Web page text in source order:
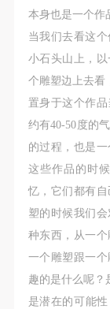
本身也是一个作
当我们去看这
小石头山上，
个雕塑边上去看
置身于这个作
约有40-50度的
的过程，也是
这些作品的时
忆，它们都有
塑的时候我们
种东西，从一
一个雕塑跟一
趣的是什么呢？
是潜在的可能